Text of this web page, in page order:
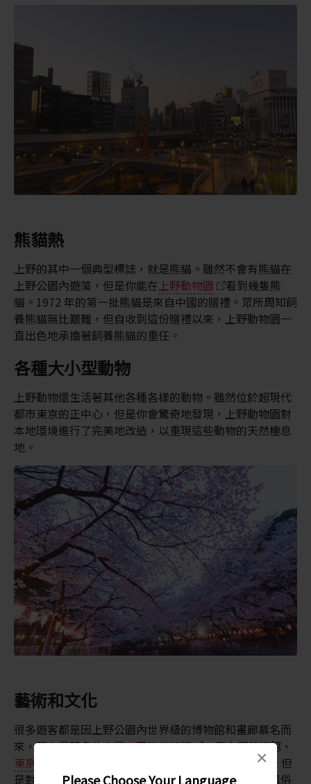
Please Choose Your Language
×
熊貓熱
上野的其中一個典型標誌，就是熊貓。雖然不會有熊貓在
上野公園內遊蕩，但是你能在 上野動物園
看到幾隻熊
貓。1972 年的第一批熊貓是來自中國的贈禮。眾所周知飼
養熊貓無比艱難，但自收到這份贈禮以來，上野動物園一
直出色地承擔著飼養熊貓的重任。
各種大小型動物
上野動物還生活著其他各種各樣的動物。雖然位於超現代
都市東京的正中心，但是你會驚奇地發現，上野動物園對
本地環境進行了完美地改造，以重現這些動物的天然棲息
地。
藝術和文化
很多遊客都是因上野公園內世界級的博物館和畫廊慕名而
來，其中最著名的有國立西洋美術館
、東京都美術館、
東京國立博物館
、國立科學博物館和東京文化會館。但
是對國際遊客而言，其中最特別、最有趣的當屬下町風俗